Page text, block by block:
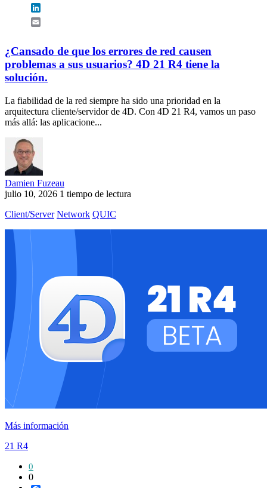
¿Cansado de que los errores de red causen
problemas a sus usuarios? 4D 21 R4 tiene la
solución.
La fiabilidad de la red siempre ha sido una prioridad en la
arquitectura cliente/servidor de 4D. Con 4D 21 R4, vamos un paso
más allá: las aplicacione...
Damien Fuzeau
julio 10, 2026 1 tiempo de lectura
Client/Server Network QUIC
Más información
21 R4
0
0